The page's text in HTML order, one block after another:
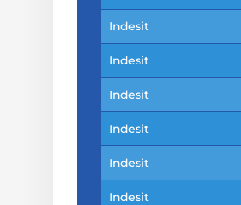
Indesit
Indesit
Indesit
Indesit
Indesit
Indesit